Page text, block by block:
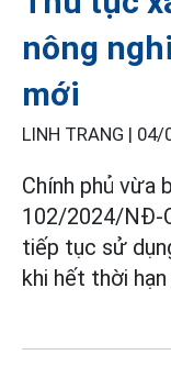
nông
mới
LINH TRANG | 04/
Chính phủ vừa
102/2024/NĐ-
tiếp tục sử
khi hết thời